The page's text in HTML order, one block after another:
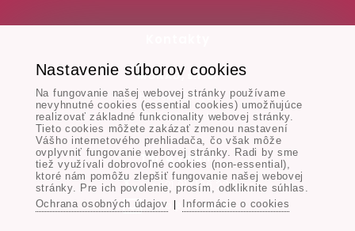
MONAD, s.r.o.
Hodská 345/3,
924 01 Galanta
Tel. & Email:
+421 917 106 227
info@monad.sk
Nastavenie súborov cookies
Na fungovanie našej webovej stránky používame
nevyhnutné cookies (essential cookies) umožňujúce
realizovať základné funkcionality webovej stránky.
Tieto cookies môžete zakázať zmenou nastavení
Vášho internetového prehliadača, čo však môže
ovplyvniť fungovanie webovej stránky. Radi by sme
tiež využívali dobrovoľné cookies (non-essential),
ktoré nám pomôžu zlepšiť fungovanie našej webovej
stránky. Pre ich povolenie, prosím, odkliknite súhlas.
Ochrana osobných údajov
Informácie o cookies